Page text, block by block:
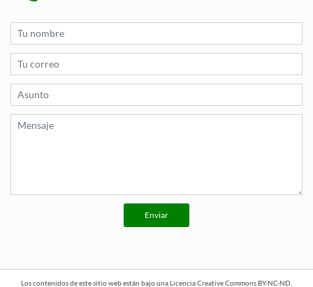
Enviar
Los contenidos de este sitio web están bajo unaLicencia Creative Commons BY-NC-ND